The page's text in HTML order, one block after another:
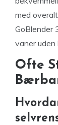
med
GoBlender
vaner
Ofte